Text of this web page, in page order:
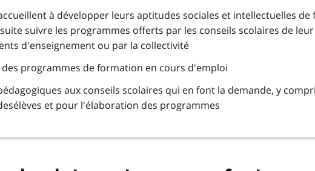
à développer leurs aptitudes sociales et intellectuelles de
suivre les programmes offerts par les conseils scolaires de
d'enseignement ou par la collectivité
programmes de formation en cours d'emploi
aux conseils scolaires qui en font la demande, y
et pour l'élaboration des programmes